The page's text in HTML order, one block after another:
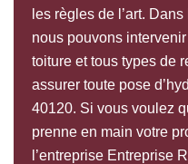
les règles de l’art.
nous pouvons
toiture et tous types de
assurer toute pose
40120. Si vous voulez
prenne en main votre
l’entreprise Entreprise